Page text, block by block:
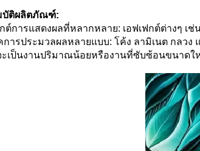
ติผลิตภัณฑ์:
กต์การแสดงผลที่หลากหลาย: เอฟเฟกต์ต่างๆ
การประมวลผลหลายแบบ: โค้ง ลามิเนต กลว
ะเป็นงานปริมาณน้อยหรืองานที่ซับซ้อนขนาด